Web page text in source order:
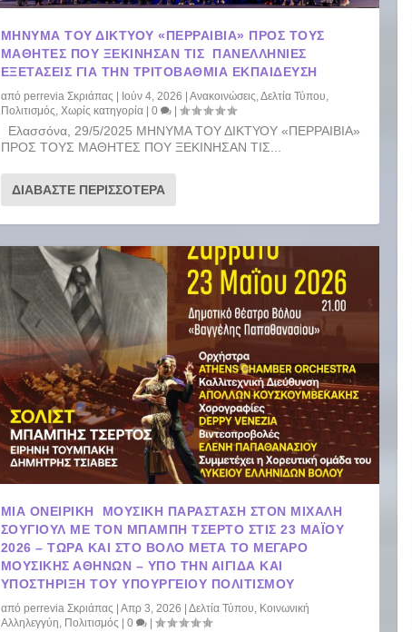
ΜΗΝΥΜΑ ΤΟΥ ΔΙΚΤΥΟΥ «ΠΕΡΡΑΙΒΙΑ» ΠΡΟΣ ΤΟΥΣ
ΜΑΘΗΤΕΣ ΠΟΥ ΞΕΚΙΝΗΣΑΝ ΤΙΣ ΠΑΝΕΛΛΗΝΙΕΣ
ΕΞΕΤΑΣΕΙΣ ΓΙΑ ΤΗΝ ΤΡΙΤΟΒΑΘΜΙΑ ΕΚΠΑΙΔΕΥΣΗ
από perrevia Σκριάπας | Ιούν 4, 2026 | Ανακοινώσεις Δελτία Τύπου
Πολιτισμός Χωρίς κατηγορία| 0 |
Ελασσόνα, 29/5/2025 ΜΗΝΥΜΑ ΤΟΥ ΔΙΚΤΥΟΥ «ΠΕΡΡΑΙΒΙΑ»
ΠΡΟΣ ΤΟΥΣ ΜΑΘΗΤΕΣ ΠΟΥ ΞΕΚΙΝΗΣΑΝ ΤΙΣ...
ΔΙΑΒΆΣΤΕ ΠΕΡΙΣΣΌΤΕΡΑ
ΜΙΑ ΟΝΕΙΡΙΚΉ ΜΟΥΣΙΚΉ ΠΑΡΆΣΤΑΣΗ ΣΤΟΝ ΜΙΧΆΛΗ
ΣΟΥΓΙΟΎΛ ΜΕ ΤΟΝ ΜΠΆΜΠΗ ΤΣΈΡΤΟ ΣΤΙΣ 23 ΜΑΪ́ΟΥ
2026 – TΏΡΑ ΚΑΙ ΣΤΟ ΒΌΛΟ ΜΕΤΆ ΤΟ ΜΈΓΑΡΟ
ΜΟΥΣΙΚΉΣ ΑΘΗΝΏΝ – ΥΠΌ ΤΗΝ ΑΙΓΊΔΑ ΚΑΙ
ΥΠΟΣΤΉΡΙΞΗ ΤΟΥ ΥΠΟΥΡΓΕΊΟΥ ΠΟΛΙΤΙΣΜΟΎ
από perrevia Σκριάπας Απρ 3, 2026 Δελτία Τύπου, Κοινωνική
Αλληλεγγύη, Πολιτισμός 0 |